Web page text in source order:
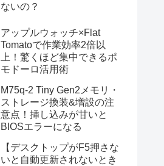
ないの？
アップルウォッチ×Flat
Tomatoで作業効率2倍以
上！驚くほど集中できるポ
モドーロ活用術
M75q-2 Tiny Gen2メモリ・
ストレージ換装&増設の注
意点！挿し込みが甘いと
BIOSエラーになる
【デスクトップがF5押さな
いと自動更新されないとき